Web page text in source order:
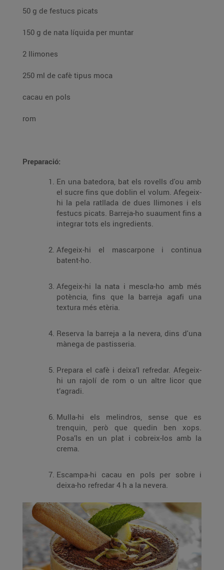
50 g de festucs picats
150 g de nata líquida per muntar
2 llimones
250 ml de cafè tipus moca
cacau en pols
rom
Preparació:
En una batedora, bat els rovells d'ou amb
el sucre fins que doblin el volum. Afegeix-
hi la pela ratllada de dues llimones i els
festucs picats. Barreja-ho suaument fins a
integrar tots els ingredients.
Afegeix-hi el mascarpone i continua
batent-ho.
Afegeix-hi la nata i mescla-ho amb més
potència, fins que la barreja agafi una
textura més etèria.
Reserva la barreja a la nevera, dins d'una
mànega de pastisseria.
Prepara el cafè i deixa’l refredar. Afegeix-
hi un rajolí de rom o un altre licor que
t’agradi.
Mulla-hi els melindros, sense que es
trenquin, però que quedin ben xops.
Posa’ls en un plat i cobreix-los amb la
crema.
Escampa-hi cacau en pols per sobre i
deixa-ho refredar 4 h a la nevera.